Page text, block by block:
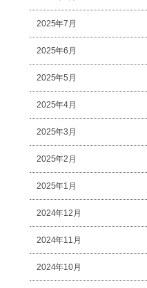
2025年7月
2025年6月
2025年5月
2025年4月
2025年3月
2025年2月
2025年1月
2024年12月
2024年11月
2024年10月